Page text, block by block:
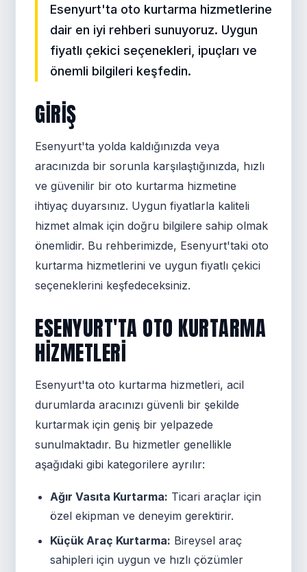
Esenyurt'ta oto kurtarma hizmetlerine
dair en iyi rehberi sunuyoruz. Uygun
fiyatlı çekici seçenekleri, ipuçları ve
önemli bilgileri keşfedin.
GIRIŞ
Esenyurt'ta yolda kaldığınızda veya
aracınızda bir sorunla karşılaştığınızda, hızlı
ve güvenilir bir oto kurtarma hizmetine
ihtiyaç duyarsınız. Uygun fiyatlarla kaliteli
hizmet almak için doğru bilgilere sahip olmak
önemlidir. Bu rehberimizde, Esenyurt'taki oto
kurtarma hizmetlerini ve uygun fiyatlı çekici
seçeneklerini keşfedeceksiniz.
ESENYURT'TA OTO KURTARMA
HIZMETLERI
Esenyurt'ta oto kurtarma hizmetleri, acil
durumlarda aracınızı güvenli bir şekilde
kurtarmak için geniş bir yelpazede
sunulmaktadır. Bu hizmetler genellikle
aşağıdaki gibi kategorilere ayrılır:
Ağır Vasıta Kurtarma: Ticari araçlar için
özel ekipman ve deneyim gerektirir.
Küçük Araç Kurtarma: Bireysel araç
sahipleri için uygun ve hızlı çözümler